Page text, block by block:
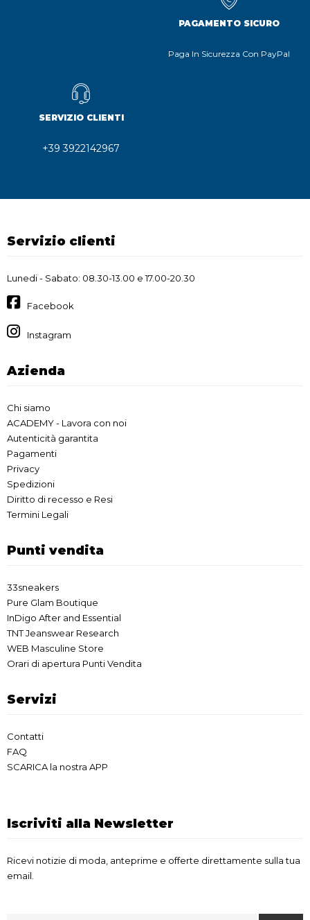
PAGAMENTO SICURO
Paga In Sicurezza Con PayPal
SERVIZIO CLIENTI
+39 3922142967
Servizio clienti
Lunedi - Sabato: 08.30-13.00 e 17.00-20.30
Facebook
Instagram
Azienda
Chi siamo
ACADEMY - Lavora con noi
Autenticità garantita
Pagamenti
Privacy
Spedizioni
Diritto di recesso e Resi
Termini Legali
Punti vendita
33sneakers
Pure Glam Boutique
InDigo After and Essential
TNT Jeanswear Research
WEB Masculine Store
Orari di apertura Punti Vendita
Servizi
Contatti
FAQ
SCARICA la nostra APP
Iscriviti alla Newsletter
Ricevi notizie di moda, anteprime e offerte direttamente sulla tua
email.